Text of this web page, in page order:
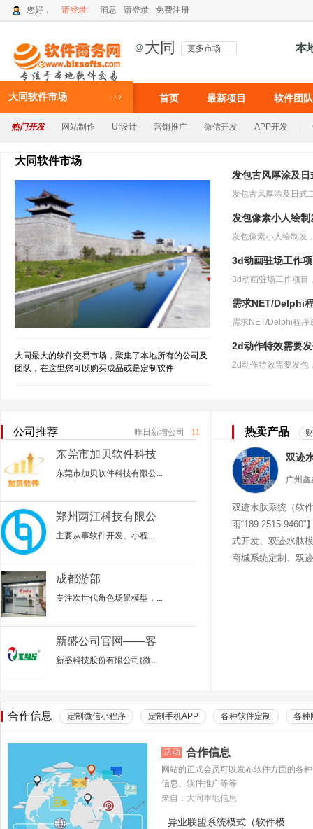
您好， 请登录 消息 请登录 免费注册
@ 大同 更多市场 本
大同软件市场 首页 最新项目 软件团队
热门开发 网站制作 UI设计 营销推广 微信开发 APP开发
大同软件市场
大同最大的软件交易市场，聚集了本地所有的公司及
团队，在这里您可以购买成品或是定制软件
发包古风厚涂及日
发包像素小人绘制
3d动画驻场工作
需求NET/Delphi
2d动作特效需要
公司推荐 昨日新增公司 11
东莞市加贝软件科技
东莞市加贝软件科技有限公...
郑州两江科技有限公
主要从事‌软件开发、小程...
成都游部
专注次世代角色场景模型，...
新盛公司官网——客
务平台
新盛科技股份有限公司{微...
热卖产品
双迹水肽系统（软
雨“189.2515.9460”
式开发、双迹水肽
商城系统定制、双
合作信息 定制微信小程序 定制手机APP 各种软件定制 各种
活动 合作信息
网站的正式会员可以发布软件方面的各
信息、软件推广等等
来自：大同本地信息
异业联盟系统模式（软件模